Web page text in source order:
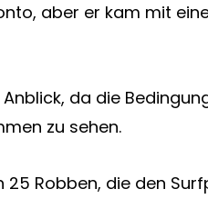
aber er kam mit
da die
zu sehen.
25 Robben, die den